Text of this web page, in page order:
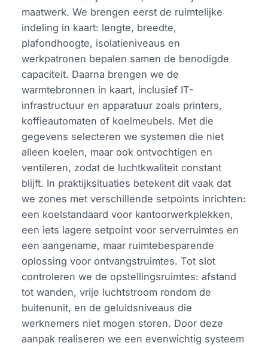
maatwerk. We brengen eerst de ruimtelijke
indeling in kaart: lengte, breedte,
plafondhoogte, isolatieniveaus en
werkpatronen bepalen samen de benodigde
capaciteit. Daarna brengen we de
warmtebronnen in kaart, inclusief IT-
infrastructuur en apparatuur zoals printers,
koffieautomaten of koelmeubels. Met die
gegevens selecteren we systemen die niet
alleen koelen, maar ook ontvochtigen en
ventileren, zodat de luchtkwaliteit constant
blijft. In praktijksituaties betekent dit vaak dat
we zones met verschillende setpoints inrichten:
een koelstandaard voor kantoorwerkplekken,
een iets lagere setpoint voor serverruimtes en
een aangename, maar ruimtebesparende
oplossing voor ontvangstruimtes. Tot slot
controleren we de opstellingsruimtes: afstand
tot wanden, vrije luchtstroom rondom de
buitenunit, en de geluidsniveaus die
werknemers niet mogen storen. Door deze
aanpak realiseren we een evenwichtig systeem